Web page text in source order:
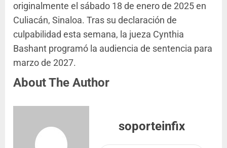
originalmente el sábado 18 de enero de 2025 en
Culiacán, Sinaloa. Tras su declaración de
culpabilidad esta semana, la jueza Cynthia
Bashant programó la audiencia de sentencia para
marzo de 2027.
About The Author
soporteinfix